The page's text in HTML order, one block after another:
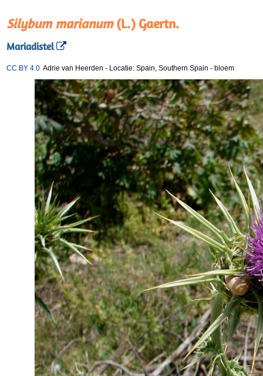
Silybum marianum(L.) Gaertn.
Mariadistel
CC BY 4.0 Adrie van Heerden - Locatie: Spain, Southern Spain - bloem